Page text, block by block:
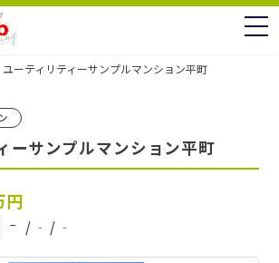
ユーティリティーサンプルマンション平町
ーサンプルマンション平町
円
‐ / ‐ / ‐